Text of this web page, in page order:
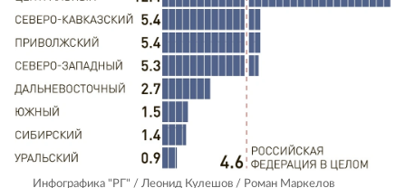
Инфографика "РГ" / Леонид Кулешов / Роман Маркелов